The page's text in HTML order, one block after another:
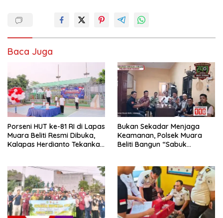
Baca Juga
Porseni HUT ke-81 RI di Lapas
Muara Beliti Resmi Dibuka,
Kalapas Herdianto Tekankan
Bukan Sekadar Menjaga
Keamanan, Polsek Muara
Beliti Bangun “Sabuk